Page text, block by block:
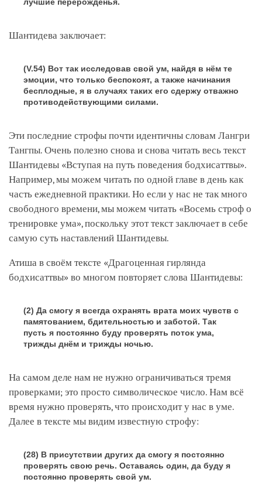
Шантидева заключает:
(V.54) Вот так исследовав свой ум, найдя в нём те
эмоции, что только беспокоят, а также начинания
бесплодные, я в случаях таких его сдержу отважно
противодействующими силами.
Эти последние строфы почти идентичны словам Лангри
Тангпы. Очень полезно снова и снова читать весь текст
Шантидевы «Вступая на путь поведения бодхисаттвы».
Например, мы можем читать по одной главе в день как
часть ежедневной практики. Но если у нас не так много
свободного времени, мы можем читать «Восемь строф о
тренировке ума», поскольку этот текст заключает в себе
самую суть наставлений Шантидевы.
Атиша в своём тексте «Драгоценная гирлянда
бодхисаттвы» во многом повторяет слова Шантидевы:
(2) Да смогу я всегда охранять врата моих чувств с
памятованием, бдительностью и заботой. Так
пусть я постоянно буду проверять поток ума,
трижды днём и трижды ночью.
На самом деле нам не нужно ограничиваться тремя
проверками; это просто символическое число. Нам всё
время нужно проверять, что происходит у нас в уме.
Далее в тексте мы видим известную строфу:
(28) В присутствии других да смогу я постоянно
проверять свою речь. Оставаясь один, да буду я
постоянно проверять свой ум.